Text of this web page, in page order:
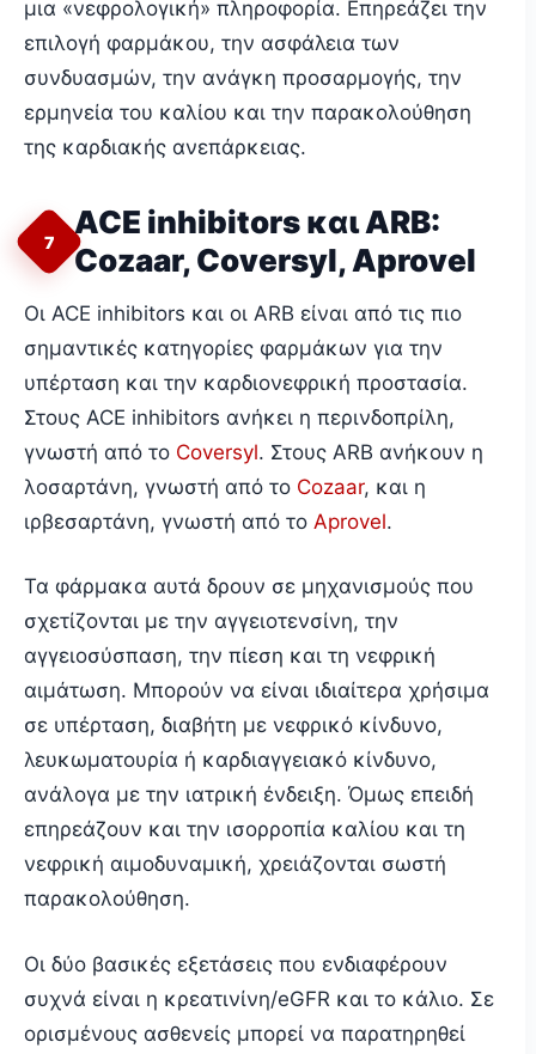
μια «νεφρολογική» πληροφορία. Επηρεάζει την
επιλογή φαρμάκου, την ασφάλεια των
συνδυασμών, την ανάγκη προσαρμογής, την
ερμηνεία του καλίου και την παρακολούθηση
της καρδιακής ανεπάρκειας.
7
ACE inhibitors και ARB:
Cozaar, Coversyl, Aprovel
Οι ACE inhibitors και οι ARB είναι από τις πιο
σημαντικές κατηγορίες φαρμάκων για την
υπέρταση και την καρδιονεφρική προστασία.
Στους ACE inhibitors ανήκει η περινδοπρίλη,
γνωστή από το Coversyl. Στους ARB ανήκουν η
λοσαρτάνη, γνωστή από το Cozaar, και η
ιρβεσαρτάνη, γνωστή από το Aprovel.
Τα φάρμακα αυτά δρουν σε μηχανισμούς που
σχετίζονται με την αγγειοτενσίνη, την
αγγειοσύσπαση, την πίεση και τη νεφρική
αιμάτωση. Μπορούν να είναι ιδιαίτερα χρήσιμα
σε υπέρταση, διαβήτη με νεφρικό κίνδυνο,
λευκωματουρία ή καρδιαγγειακό κίνδυνο,
ανάλογα με την ιατρική ένδειξη. Όμως επειδή
επηρεάζουν και την ισορροπία καλίου και τη
νεφρική αιμοδυναμική, χρειάζονται σωστή
παρακολούθηση.
Οι δύο βασικές εξετάσεις που ενδιαφέρουν
συχνά είναι η κρεατινίνη/eGFR και το κάλιο. Σε
ορισμένους ασθενείς μπορεί να παρατηρηθεί